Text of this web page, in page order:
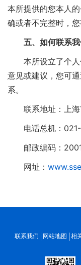
本所提供的您本人
确或者不完整时，您
五、如何联系
本所设立了个人
意见或建议，您可
系。
联系地址：上海
电话总机：
邮政编码：
网址：
联系我们 网站地图 相